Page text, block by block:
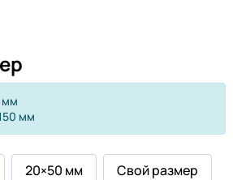
мм
мм
20×50 мм Свой размер